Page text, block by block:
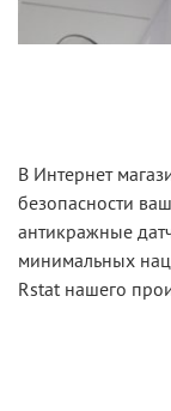
В Интернет
безопасности
антикражные
минимальных
Rstat нашего